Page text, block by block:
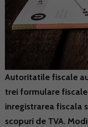
Autoritatile fiscale
trei formulare
inregistrarea fiscala
scopuri de TVA.